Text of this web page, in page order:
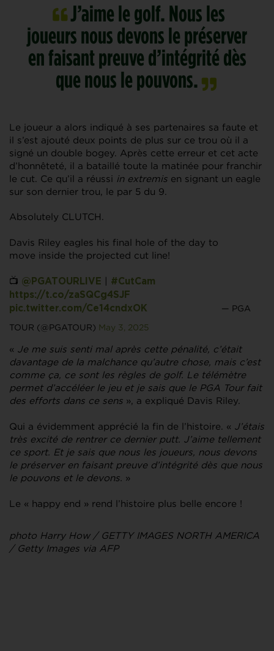
J’aime le golf. Nous les
joueurs nous devons le préserver
en faisant preuve d’intégrité dès
que nous le pouvons.
Le joueur a alors indiqué à ses partenaires sa faute et
il s’est ajouté deux points de plus sur ce trou où il a
signé un double bogey. Après cette erreur et cet acte
d’honnêteté, il a bataillé toute la matinée pour franchir
le cut. Ce qu’il a réussi in extremis en signant un eagle
sur son dernier trou, le par 5 du 9.
Absolutely CLUTCH.
Davis Riley eagles his final hole of the day to
move inside the projected cut line!
📺 @PGATOURLIVE
#CutCam
https://t.co/zaSQCg4SJF
pic.twitter.com/Ce14cndxOK
— PGA
TOUR (@PGATOUR) May 3, 2025
« Je me suis senti mal après cette pénalité, c’était
davantage de la malchance qu’autre chose, mais c’est
comme ça, ce sont les règles de golf. Le télémètre
permet d’accéléer le jeu et je sais que le PGA Tour fait
des efforts dans ce sens », a expliqué Davis Riley.
Qui a évidemment apprécié la fin de l’histoire. « J’étais
très excité de rentrer ce dernier putt. J’aime tellement
ce sport. Et je sais que nous les joueurs, nous devons
le préserver en faisant preuve d’intégrité dès que nous
le pouvons et le devons. »
Le « happy end » rend l’histoire plus belle encore !
photo Harry How / GETTY IMAGES NORTH AMERICA
/ Getty Images via AFP